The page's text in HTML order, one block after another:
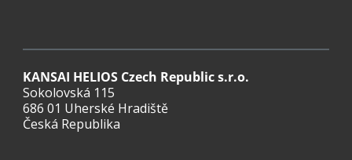
KANSAI HELIOS Czech Republic s.r.o.
Sokolovská 115
686 01 Uherské Hradiště
Česká Republika